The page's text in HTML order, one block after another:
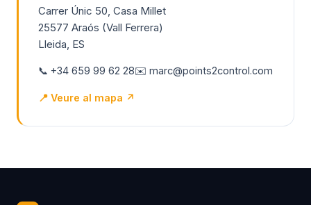
Carrer Únic 50, Casa Millet
25577 Araós (Vall Ferrera)
Lleida, ES
📞 +34 659 99 62 28✉️ marc@points2control.com
📍 Veure al mapa ↗